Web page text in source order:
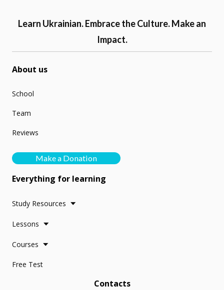
Learn Ukrainian. Embrace the Culture. Make an
Impact.
About us
School
Team
Reviews
Make a Donation
Everything for learning
Study Resources
Lessons
Courses
Free Test
Contacts